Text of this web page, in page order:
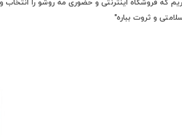
که فروشگاه اینترنتی و حضوری مه روشو را انتخاب
و ثروت بباره"